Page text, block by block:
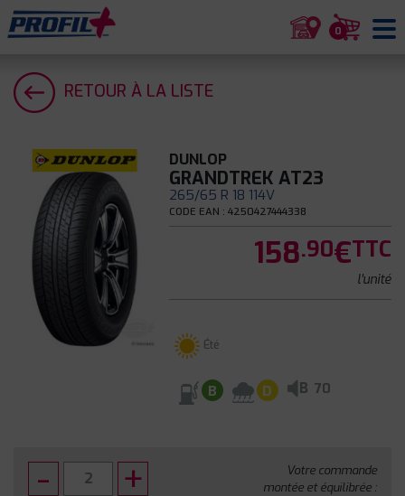
0
RETOUR À LA LISTE
DUNLOP
GRANDTREK AT23
265/65 R 18 114V
CODE EAN : 4250427444338
158.90€TTC
l'unité
Été
B D B 70
Votre commande
montée et équilibrée :